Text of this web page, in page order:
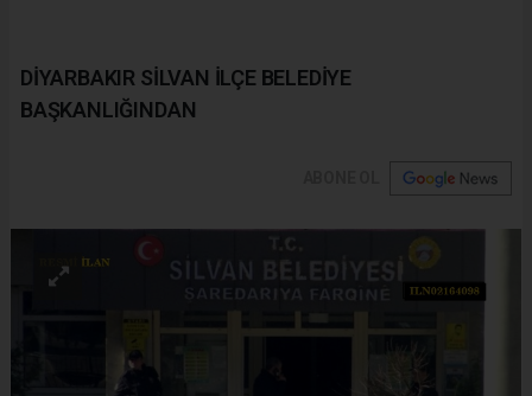
DİYARBAKIR SİLVAN İLÇE BELEDİYE
BAŞKANLIĞINDAN